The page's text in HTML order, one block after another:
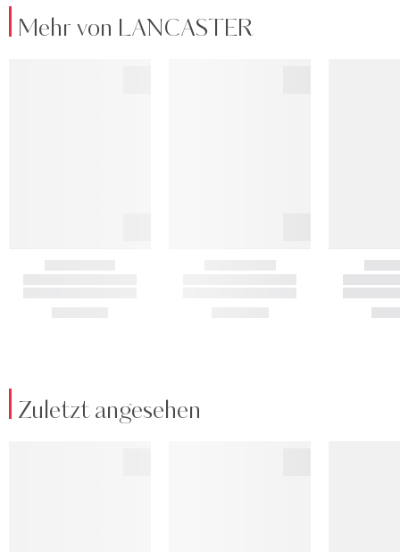
Mehr von LANCASTER
Zuletzt angesehen